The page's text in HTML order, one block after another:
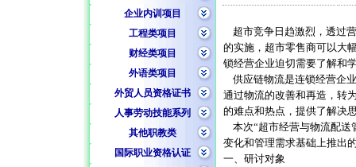
企业内训项目
工程类项目
财经类项目
外语类项目
外贸人员资格证书
人事劳动技能系列
其他职教类
国际职业资格认证
超市竞争日趋激烈，透过
的实施，超市零售商可以大
锁经营企业迫切需要了解和
供应链物流是连锁经营企
通过物流的改善和再造，转
的难点和热点，提供了解决
本次“超市经营与物流配送
变化和管理需求基础上推出
一、研讨对象